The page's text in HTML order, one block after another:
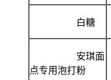
白糖
安琪面
点专用泡打粉